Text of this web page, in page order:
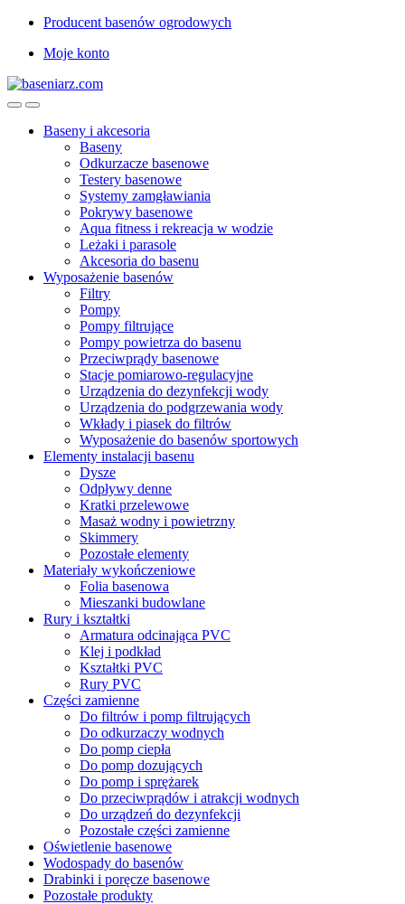
Przejdź
nawigacji
Przejdź
treści
Producent basenów ogrodowych
Moje konto
Baseny i akcesoria
Baseny
Odkurzacze basenowe
Testery basenowe
Systemy zamgławiania
Pokrywy basenowe
Aqua fitness i rekreacja w wodzie
Leżaki i parasole
Akcesoria do basenu
Wyposażenie basenów
Filtry
Pompy
Pompy filtrujące
Pompy powietrza do basenu
Przeciwprądy basenowe
Stacje pomiarowo-regulacyjne
Urządzenia do dezynfekcji wody
Urządzenia do podgrzewania wody
Wkłady i piasek do filtrów
Wyposażenie do basenów sportowych
Elementy instalacji basenu
Dysze
Odpływy denne
Kratki przelewowe
Masaż wodny i powietrzny
Skimmery
Pozostałe elementy
Materiały wykończeniowe
Folia basenowa
Mieszanki budowlane
Rury i kształtki
Armatura odcinająca PVC
Klej i podkład
Kształtki PVC
Rury PVC
Części zamienne
Do filtrów i pomp filtrujących
Do odkurzaczy wodnych
Do pomp ciepła
Do pomp dozujących
Do pomp i sprężarek
Do przeciwprądów i atrakcji wodnych
Do urządzeń do dezynfekcji
Pozostałe części zamienne
Oświetlenie basenowe
Wodospady do basenów
Drabinki i poręcze basenowe
Pozostałe produkty